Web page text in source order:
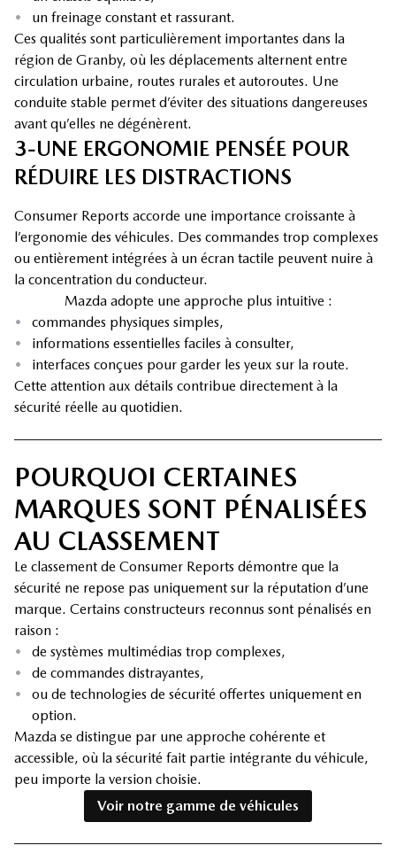
•
un freinage constant et rassurant.
Ces qualités sont particulièrement importantes dans la
région de Granby, où les déplacements alternent entre
circulation urbaine, routes rurales et autoroutes. Une
conduite stable permet d’éviter des situations dangereuses
avant qu’elles ne dégénèrent.
3-UNE ERGONOMIE PENSÉE POUR
RÉDUIRE LES DISTRACTIONS
Consumer Reports accorde une importance croissante à
l’ergonomie des véhicules. Des commandes trop complexes
ou entièrement intégrées à un écran tactile peuvent nuire à
la concentration du conducteur.
Mazda adopte une approche plus intuitive :
•
commandes physiques simples,
•
informations essentielles faciles à consulter,
•
interfaces conçues pour garder les yeux sur la route.
Cette attention aux détails contribue directement à la
sécurité réelle au quotidien.
POURQUOI CERTAINES
MARQUES SONT PÉNALISÉES
AU CLASSEMENT
Le classement de Consumer Reports démontre que la
sécurité ne repose pas uniquement sur la réputation d’une
marque. Certains constructeurs reconnus sont pénalisés en
raison :
•
de systèmes multimédias trop complexes,
•
de commandes distrayantes,
•
ou de technologies de sécurité offertes uniquement en
option.
Mazda se distingue par une approche cohérente et
accessible, où la sécurité fait partie intégrante du véhicule,
peu importe la version choisie.
Voir notre gamme de véhicules